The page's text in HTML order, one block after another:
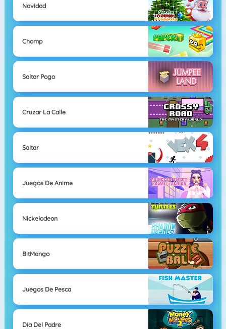
Navidad
Chomp
Saltar Pogo
Cruzar La Calle
Saltar
Juegos De Anime
Nickelodeon
BitMango
Juegos De Pesca
Día Del Padre